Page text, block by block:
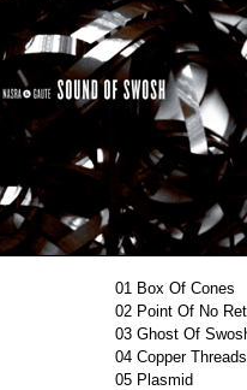
01 Box Of Cones
02 Point Of No
03 Ghost Of
04 Copper Threads
05 Plasmid